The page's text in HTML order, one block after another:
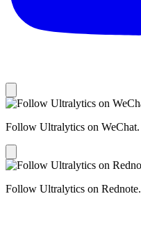
Follow Ultralytics on WeChat.
Follow Ultralytics on Rednote.